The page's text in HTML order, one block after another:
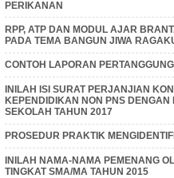
PERIKANAN
RPP, ATP DAN MODUL AJAR
PADA TEMA BANGUN JIWA
CONTOH LAPORAN
INILAH ISI SURAT PERJANJIAN
KEPENDIDIKAN NON PNS
SEKOLAH TAHUN 2017
PROSEDUR PRAKTIK
INILAH NAMA-NAMA PEMENANG
TINGKAT SMA/MA TAHUN 2015